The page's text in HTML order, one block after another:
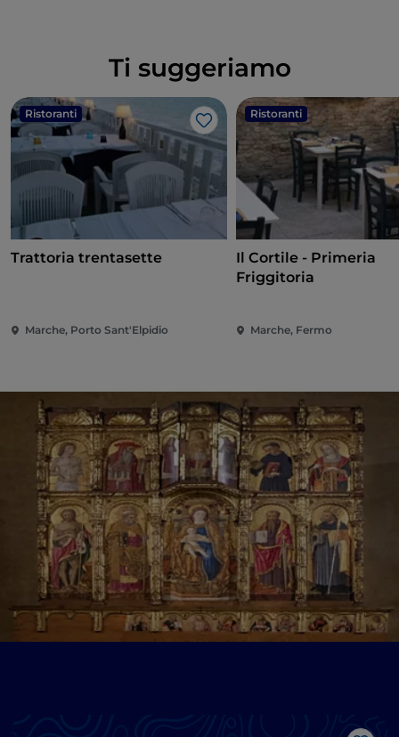
Ti suggeriamo
Ristoranti
Like
Trattoria trentasette
Marche, Porto Sant'Elpidio
Ristoranti
Il Cortile - Primeria
Friggitoria
Marche, Fermo